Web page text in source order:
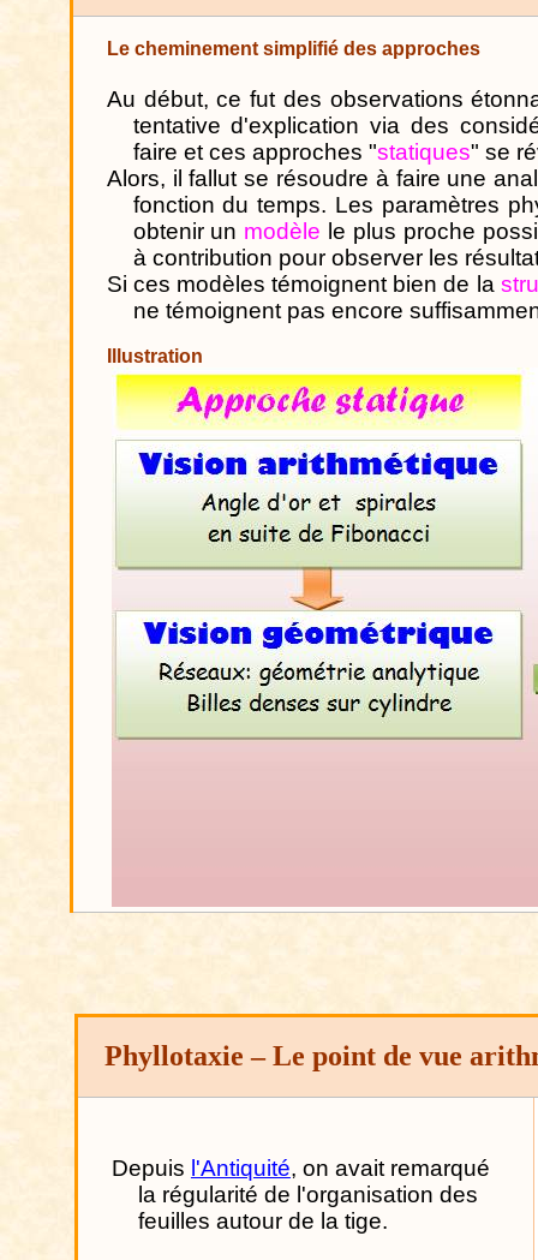
Le cheminement simplifié des approches
Au début, ce fut des observations
tentative d'explication via des
faire et ces approches "statiques" se
Alors, il fallut se résoudre à faire une
fonction du temps. Les paramètres
obtenir un modèle le plus proche
à contribution pour observer les
Si ces modèles témoignent bien de la
ne témoignent pas encore
Illustration
Phyllotaxie – Le point de vue
Depuis l'Antiquité, on avait remarqué
la régularité de l'organisation des
feuilles autour de la tige.